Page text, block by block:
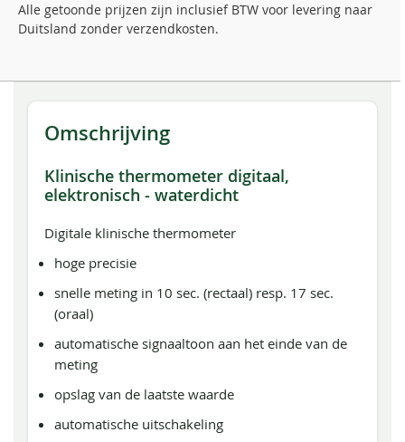
Alle getoonde prijzen zijn inclusief BTW voor levering naar
Duitsland zonder verzendkosten.
Omschrijving
Klinische thermometer digitaal,
elektronisch - waterdicht
Digitale klinische thermometer
hoge precisie
snelle meting in 10 sec. (rectaal) resp. 17 sec.
(oraal)
automatische signaaltoon aan het einde van de
meting
opslag van de laatste waarde
automatische uitschakeling